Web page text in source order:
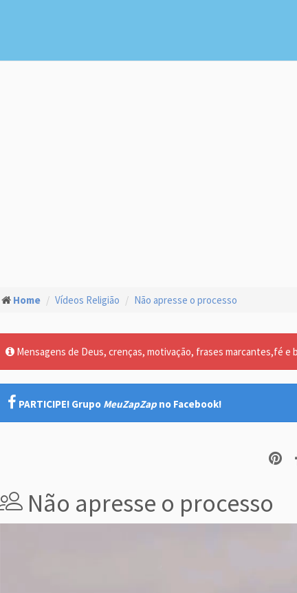
Home Vídeos Religião Não apresse o processo
Mensagens de Deus, crenças, motivação, frases marcantes,fé e
PARTICIPE! Grupo MeuZapZap no Facebook!
Não apresse o processo